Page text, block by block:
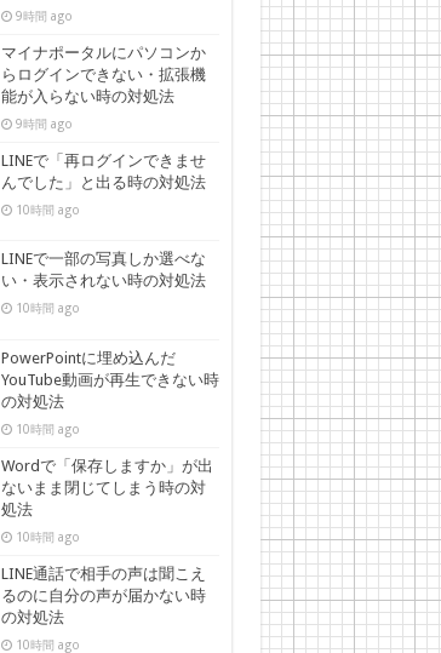
9時間 ago
マイナポータルにパソコンか
らログインできない・拡張機
能が入らない時の対処法
9時間 ago
LINEで「再ログインできませ
んでした」と出る時の対処法
10時間 ago
LINEで一部の写真しか選べな
い・表示されない時の対処法
10時間 ago
PowerPointに埋め込んだ
YouTube動画が再生できない時
の対処法
10時間 ago
Wordで「保存しますか」が出
ないまま閉じてしまう時の対
処法
10時間 ago
LINE通話で相手の声は聞こえ
るのに自分の声が届かない時
の対処法
10時間 ago